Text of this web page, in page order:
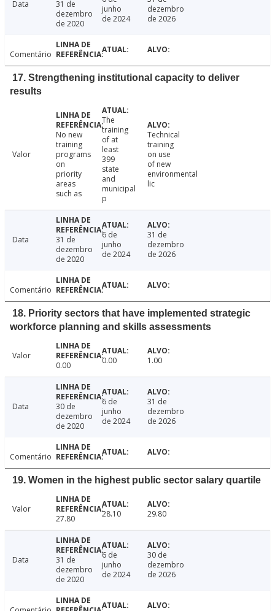
Data
31 de
dezembro
de 2020
junho
de 2024
dezembro
de 2026
Comentário
17. Strengthening institutional capacity to deliver
results
Valor
No new
training
programs
on
priority
areas
such as
The
training
of at
least
399
state
and
municipal
p
Technical
training
on use
of new
environmental
lic
Data
31 de
dezembro
de 2020
6 de
junho
de 2024
31 de
dezembro
de 2026
Comentário
18. Priority sectors that have implemented strategic
workforce planning and skills assessments
Valor
0.00
0.00 1.00
Data
30 de
dezembro
de 2020
6 de
junho
de 2024
31 de
dezembro
de 2026
Comentário
19. Women in the highest public sector salary quartile
Valor
27.80
28.10 29.80
Data
31 de
dezembro
de 2020
6 de
junho
de 2024
30 de
dezembro
de 2026